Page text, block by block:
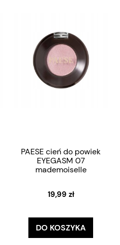
PAESE cień do powiek
EYEGASM 07
mademoiselle
19,99 zł
DO KOSZYKA